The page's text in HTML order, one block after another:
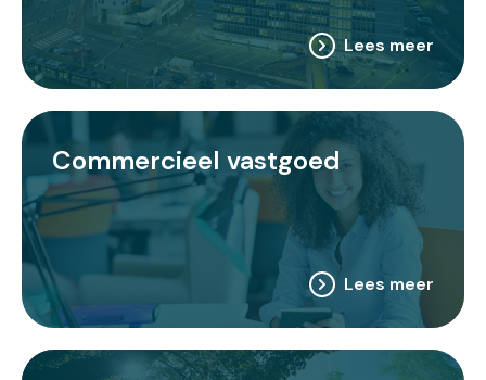
Lees meer
Commercieel vastgoed
Lees meer